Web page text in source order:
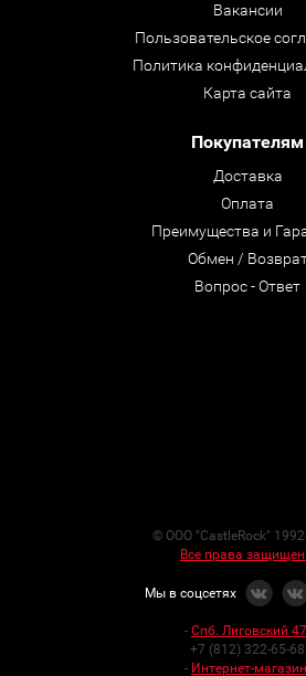
Вакансии
Пользовательское
Политика
Карта сайта
Покупателям
Доставка
Оплата
Преимущества и
Обмен /
Вопрос - Ответ
© ООО "CastleRock"
Все права
Мы в соцсетях
- Спб. Лиговский 47
+7 (812) 322-65-68
- Интернет-магазин